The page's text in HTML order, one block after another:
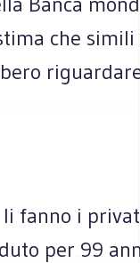
che
fanno i
per 99